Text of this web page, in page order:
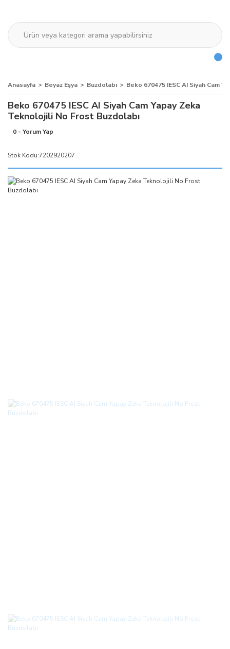
Anasayfa Beyaz Eşya Buzdolabı Beko 670475 IESC AI Siyah Cam
Beko 670475 IESC AI Siyah Cam Yapay Zeka
Teknolojili No Frost Buzdolabı
0 - Yorum Yap
Stok Kodu:7202920207